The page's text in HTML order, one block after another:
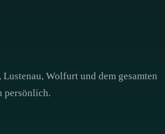
Wolfurt und dem gesamten
persönlich.